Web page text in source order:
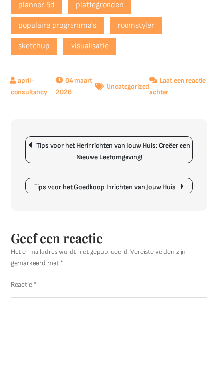
planner 5d plattegronden
populaire programma's roomstyler
sketchup visualisatie
04 maart
2026
Uncategorized
Laat een reactie
achterop
Inrichten
Programma
Interieurontwerp
Berichtnavigatie
Tips voor het Herinrichten van Jouw Huis: Creëer een
Nieuwe Leefomgeving!
Tips voor het Goedkoop Inrichten van Jouw Huis
Geef een reactie
Het e-mailadres wordt niet gepubliceerd. Vereiste velden zijn
gemarkeerd met *
Reactie *